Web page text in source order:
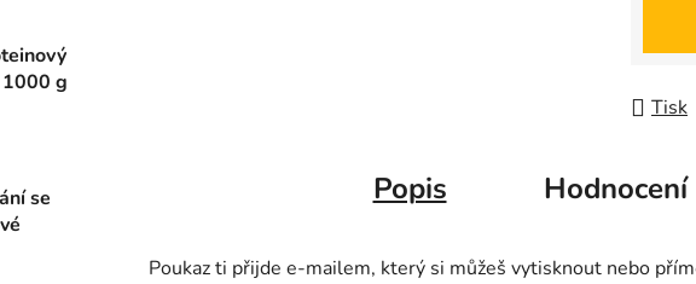
g
se
Tisk
Popis Hodnocení
Poukaz ti přijde e-mailem, který si můžeš vytisknout nebo